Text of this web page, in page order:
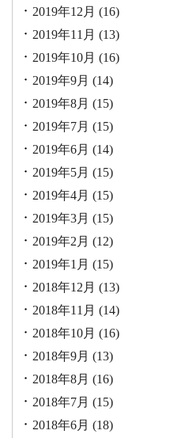
2019年12月 (16)
2019年11月 (13)
2019年10月 (16)
2019年9月 (14)
2019年8月 (15)
2019年7月 (15)
2019年6月 (14)
2019年5月 (15)
2019年4月 (15)
2019年3月 (15)
2019年2月 (12)
2019年1月 (15)
2018年12月 (13)
2018年11月 (14)
2018年10月 (16)
2018年9月 (13)
2018年8月 (16)
2018年7月 (15)
2018年6月 (18)